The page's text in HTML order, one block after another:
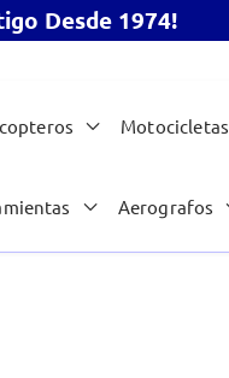
Desde 1974!
Motocicletas
Aerografos